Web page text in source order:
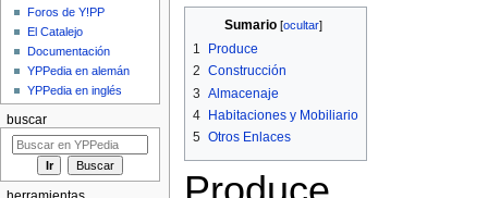
Sumario [ocultar]
1
Produce
2 Construcción
3 Almacenaje
4 Habitaciones y Mobiliario
5 Otros Enlaces
Foros de Y!PP
El Catalejo
Documentación
YPPedia en alemán
YPPedia en inglés
buscar